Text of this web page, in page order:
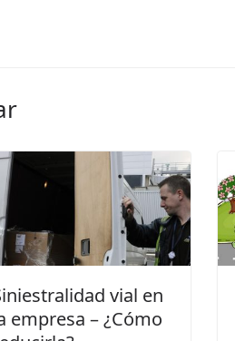
vial en
empresa – ¿Cómo